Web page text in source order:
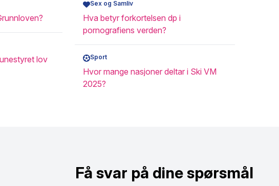
lov
Sex og Samliv
Hva betyr forkortelsen dp i
pornografiens verden?
Sport
Hvor mange nasjoner deltar i Ski VM
2025?
Få svar på dine spørsmål